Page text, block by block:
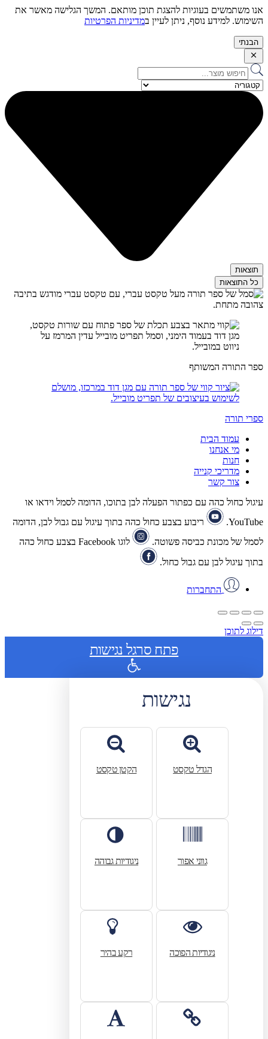
אנו משתמשים בעוגיות להצגת תוכן מותאם. המשך הגלישה מאשר את
השימוש. למידע נוסף, ניתן לעיין במדיניות הפרטיות
הבנתי
Search
...
תוצאות
כל התוצאות
ספר התורה המשותף
ספרי תורה
עמוד הבית
מי אנחנו
חנות
מדריכי קנייה
צור קשר
עיגול כחול כהה עם כפתור הפעלה לבן בתוכו, הדומה לסמל וידאו או
YouTube.
ריבוע בצבע כחול כהה בתוך עיגול עם גבול לבן, הדומה
לסמל של מכונת כביסה פשוטה.
לוגו Facebook בצבע כחול כהה
בתוך עיגול לבן עם גבול כחול.
התחברות
דילוג לתוכן
פתח סרגל נגישות
נגישות
הגדל טקסט הקטן טקסט
גווני אפור ניגודיות גבוהה
ניגודיות הפוכה רקע בהיר